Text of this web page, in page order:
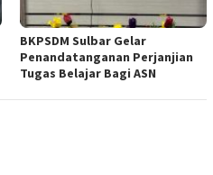
BKPSDM Sulbar Gelar
Penandatanganan Perjanjian
Tugas Belajar Bagi ASN